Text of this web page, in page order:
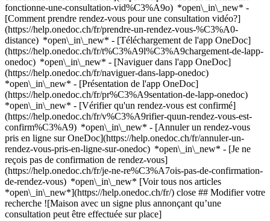
fonctionne-une-consultation-vid%C3%A9o) *open\_in\_new* -
[Comment prendre rendez-vous pour une consultation vidéo?]
(https://help.onedoc.ch/fr/prendre-un-rendez-vous-%C3%A0-
distance) *open\_in\_new* - [Téléchargement de l'app OneDoc]
(https://help.onedoc.ch/fr/t%C3%A9l%C3%A9chargement-de-lapp-
onedoc) *open\_in\_new* - [Naviguer dans l'app OneDoc]
(https://help.onedoc.ch/fr/naviguer-dans-lapp-onedoc)
*open\_in\_new* - [Présentation de l'app OneDoc]
(https://help.onedoc.ch/fr/pr%C3%A9sentation-de-lapp-onedoc)
*open\_in\_new* - [Vérifier qu'un rendez-vous est confirmé](https://help.onedoc.ch/fr/v%C3%A9rifier-quun-rendez-vous-est-confirm%C3%A9) *open\_in\_new* - [Annuler un rendez-vous pris en ligne sur OneDoc](https://help.onedoc.ch/fr/annuler-un-rendez-vous-pris-en-ligne-sur-onedoc) *open\_in\_new* - [Je ne reçois pas de confirmation de rendez-vous](https://help.onedoc.ch/fr/je-ne-re%C3%A7ois-pas-de-confirmation-de-rendez-vous) *open\_in\_new* [Voir tous nos articles *open\_in\_new*](https://help.onedoc.ch/fr/) close ## Modifier votre recherche ![Maison avec un signe plus annonçant qu’une consultation peut être effectuée sur place](https://www.onedoc.ch/assets/images/icons/on-site.svg) Sur place ![Caméra avec un symbole lecture annonçant qu’une consultation peut être effectuée à distance en vidéo](https://www.onedoc.ch/assets/images/icons/remote.svg) À distance Rechercher #### Spécialités #### Praticiens #### Établissements edit Masseur classique à Villorsonnens tune Filtrer par Nouveaux patients*keyboard\_arrow\_down* - Acceptés*check\_circle* Langue parlée*keyboard\_arrow\_down* - Albanais*check\_circle* - Allemand*check\_circle* - Anglais*check\_circle* - Arabe*check\_circle* - Chinois*check\_circle* - Espagnol*check\_circle* - Finnois*check\_circle* - Français*check\_circle* - Italien*check\_circle* - Néerlandais*check\_circle* - Portugais*check\_circle* - Roumain*check\_circle* - Tagalog*check\_circle* Sexe*keyboard\_arrow\_down* - Femme*check\_circle* - Homme*check\_circle* Réseau*keyboard\_arrow\_down* - ASCA*check\_circle* - RME*check\_circle* - NVS*check\_circle* - APTN*check\_circle* Disponibilité*keyboard\_arrow\_down* - Disponible aujourdhui*check\_circle* - Dans les 3 prochains jours*check\_circle* - Dans les 7 prochains jours*check\_circle* - Dans les 14 prochains jours*check\_circle* # Massage classique dans les environs de Villorsonnens: prenez rendez-vous en ligne aujourd'hui [![Mme Laura Gouzon-Millasson, masseuse classique à Massonnens](https://assets.onedoc.ch/images/users/8227ffe703b785c64be4d405e8fd5a952e20c1accb136845826aa8928afce1bb-small.jpg "Mme Laura Gouzon-Millasson, masseuse classique à Massonnens")](https://www.onedoc.ch/fr/masseuse-classique/massonnens/pcwp7/laura-gouzon-millasson) ### [Mme Laura Gouzon-Millasson](https://www.onedoc.ch/fr/masseuse-classique/massonnens/pcwp7/laura-gouzon-millasson) ![Badge indiquant un profil vérifié](https://www.onedoc.ch/assets/images/icons/checkmark.svg) [Masseuse classique](https://www.onedoc.ch/fr/masseur-classique/massonnens) Massothérapie Laura Au Village 34 1692 Massonnens ![Mme Laura Gouzon-Millasson est affiliée au réseau ASCA](https://assets.onedoc.ch/images/networks/logos/496d325fd4282f2f0a46197dd629fd16fcd2d324839e441a2a65aaa74df08a15-small.png)![Mme Laura Gouzon-Millasson est affiliée au réseau RME](https://assets.onedoc.ch/images/networks/logos/a202aabd14cdddb5ff03205af2481fb805645ff903773c55a6c572d22f23762e-small.png) ![Icône patient avec un signe plus annonçant que le professionnel accepte de nouveaux patients](https://www.onedoc.ch/assets/images/icons/new-patients.svg)Accepte les nouveaux patients [Réserver un RDV](https://www.onedoc.ch/fr/masseuse-classique/massonnens/pcwp7/laura-gouzon-millasson) *chevron\_left* lun. 03 août *chevron\_right* Voir plus de rendez-vous *error\_outline* Une erreur s'est produite lors du chargement des disponibilités [Réessayer](https://www.onedoc.ch) [![Mme Arlette Bonvin Bezençon, physiothérapeute à Farvagny](https://assets.onedoc.ch/images/users/abdb90293afb27a672ecced1bbab6b2b5f3ccec5232a84c7df3d5262ed131c47-small.jpg "Mme Arlette Bonvin Bezençon, physiothérapeute à Farvagny")](https://www.onedoc.ch/fr/physiotherapeute/farvagny/plkg/arlette-bonvin-bezencon) ### [Mme Arlette Bonvin Bezençon](https://www.onedoc.ch/fr/physiotherapeute/farvagny/plkg/arlette-bonvin-bezencon) ![Badge indiquant un profil vérifié](https://www.onedoc.ch/assets/images/icons/checkmark.svg) [Physiothérapeute](https://www.onedoc.ch/fr/physiotherapeute/farvagny), [Masseuse classique](https://www.onedoc.ch/fr/masseur-classique/farvagny) C.A.B. Physio Route de Fribourg 34 1726 Farvagny ![Icône patient avec un signe plus annonçant que le professionnel accepte de nouveaux patients](https://www.onedoc.ch/assets/images/icons/new-patients.svg)Accepte les nouveaux patients [Réserver un RDV](https://www.onedoc.ch/fr/physiotherapeute/farvagny/plkg/arlette-bonvin-bezencon) Expertises:[Scoliose](https://www.onedoc.ch/fr/scoliose/farvagny), [Trigger point thérapie](https://www.onedoc.ch/fr/trigger-point-therapie/farvagny), [Thérapie Manuelle](https://www.onedoc.ch/fr/therapie-manuelle/farvagny), [Rupture du ligament croisé antérieur (LCA) | Déchirure du ligament croisé antérieur (LCA)](https://www.onedoc.ch/fr/rupture-du-ligament-croise-anterieur-lca-dechirure-du-ligament-croise-anterieur-lca/farvagny), [Entraînement de l'équilibre](https://www.onedoc.ch/fr/entrainement-de-l-equilibre/farvagny), [Déchirure du ménisque | Rupture du ménisque | Lésion du ménisque](https://www.onedoc.ch/fr/dechirure-du-menisque-rupture-du-menisque-lesion-du-menisque/farvagny)Voir plus *chevron\_left* lun. 03 août *chevron\_right* Voir plus de rendez-vous *error\_outline* Une erreur s'est produite lors du chargement des disponibilités [Réessayer](https://www.onedoc.ch) Expertises:[Scoliose](https://www.onedoc.ch/fr/scoliose/farvagny), [Trigger point thérapie](https://www.onedoc.ch/fr/trigger-point-therapie/farvagny), [Thérapie Manuelle](https://www.onedoc.ch/fr/therapie-manuelle/farvagny), [Rupture du ligament croisé antérieur (LCA) | Déchirure du ligament croisé antérieur (LCA)](https://www.onedoc.ch/fr/rupture-du-ligament-croise-anterieur-lca-dechirure-du-ligament-croise-anterieur-lca/farvagny), [Entraînement de l'équilibre](https://www.onedoc.ch/fr/entrainement-de-l-equilibre/farvagny), [Déchirure du ménisque | Rupture du ménisque | Lésion du ménisque](https://www.onedoc.ch/fr/dechirure-du-menisque-rupture-du-menisque-lesion-du-menisque/farvagny)Voir plus [![Mme Nadeige Bach, masseuse classique à Romont](https://www.onedoc.ch/assets/images/female.png "Mme Nadeige Bach, masseuse classique à Romont")](https://www.onedoc.ch/fr/masseuse-classique/romont/pcr12/nadeige-bach) ### [Mme Nadeige Bach](https://www.onedoc.ch/fr/masseuse-classique/romont/pcr12/nadeige-bach) [Masseuse classique](https://www.onedoc.ch/fr/masseur-classique/romont?state=FR) Ingrid Massages Avenue Gérard Clerc 24 1680 Romont FR ![Icône patient avec un signe plus annonçant que le professionnel accepte de nouveaux patients](https://www.onedoc.ch/assets/images/icons/new-patients.svg)Accepte les nouveaux patients [Réserver un RDV](https://www.onedoc.ch/fr/masseuse-classique/romont/pcr12/nadeige-bach) *chevron\_left* lun. 03 août *chevron\_right* Voir plus de rendez-vous *error\_outline* Une erreur s'est produite lors du chargement des disponibilités [Réessayer](https://www.onedoc.ch) [![Mme Ingrid Wider, masseuse thérapeutique à Romont](https://assets.onedoc.ch/images/users/85bd6d7aa4cb2888156106a1e0cd8772a4267892c00063bde9599e55d4f9c59f-small.png "Mme Ingrid Wider, masseuse thérapeutique à Romont")](https://www.onedoc.ch/fr/masseuse-therapeutique/romont/pcaoj/ingrid-wider) ### [Mme Ingrid Wider](https://www.onedoc.ch/fr/masseuse-therapeutique/romont/pcaoj/ingrid-wider) [Masseuse thérapeutique](https://www.onedoc.ch/fr/masseur-therapeutique/romont?state=FR), [Masseuse classique](https://www.onedoc.ch/fr/masseur-classique/romont?state=FR) Ingrid Massages Avenue Gérard Clerc 24 1680 Romont FR ![Mme Ingrid Wider est affiliée au réseau ASCA](https://assets.onedoc.ch/images/networks/logos/496d325fd4282f2f0a46197dd629fd16fcd2d324839e441a2a65aaa74df08a15-small.png)![Mme Ingrid Wider est affiliée au réseau RME](https://assets.onedoc.ch/images/networks/logos/a202aabd14cdddb5ff03205af2481fb805645ff903773c55a6c572d22f23762e-small.png) ![Icône patient avec un signe plus annonçant que le professionnel accepte de nouveaux patients](https://www.onedoc.ch/assets/images/icons/new-patients.svg)Accepte les nouveaux patients [Réserver un RDV](https://www.onedoc.ch/fr/masseuse-therapeutique/romont/pcaoj/ingrid-wider) *chevron\_left* lun. 03 août *chevron\_right* Voir plus de rendez-vous *error\_outline* Une erreur s'est produite lors du chargement des disponibilités [Réessayer](https://www.onedoc.ch) [![M. Malik Kerbache, masseur classique à Gibloux](https://assets.onedoc.ch/images/users/9fae99d4ffc03a7ae6576199258b38dceec679ac183dc97c239feb6977f967c8-small.jpg "M. Malik Kerbache, masseur classique à Gibloux")](https://www.onedoc.ch/fr/masseur-classique/gibloux/pc1t7/malik-kerbache) ### [M. Malik Kerbache](https://www.onedoc.ch/fr/masseur-classique/gibloux/pc1t7/malik-kerbache) ![Badge indiquant un profil vérifié](https://www.onedoc.ch/assets/images/icons/checkmark.svg) [Masseur classique](https://www.onedoc.ch/fr/masseur-classique/gibloux) [Motiv Thérapies](https://www.onedoc.ch/fr/cabinet-paramedical/gibloux/ebeja/motiv-therapies) Chemin de la Longivue 113 1726 Gibloux ![M. Malik Kerbache est affilié au réseau ASCA](https://assets.onedoc.ch/images/networks/logos/496d325fd4282f2f0a46197dd629fd16fcd2d324839e441a2a65aaa74df08a15-small.png)![M. Malik Kerbache est affilié au réseau RME](https://assets.onedoc.ch/images/networks/logos/a202aabd14cdddb5ff03205af2481fb805645ff903773c55a6c572d22f23762e-small.png) ![Icône patient avec un signe plus annonçant que le professionnel accepte de nouveaux patients](https://www.onedoc.ch/assets/images/icons/new-patients.svg)Accepte les nouveaux patients [Réserver un RDV](https://www.onedoc.ch/fr/masseur-classique/gibloux/pc1t7/malik-kerbache) [![M. Jianyou Han, spécialiste en Médecine Traditionnelle Chinoise (MTC) à Romont](https://assets.onedoc.ch/images/users/4ed40cd362b0d98dfed553d4127167ebec90f01effa097f43c193c954ea688c4-small.jpg "M. Jianyou Han, spécialiste en Médecine Traditionne